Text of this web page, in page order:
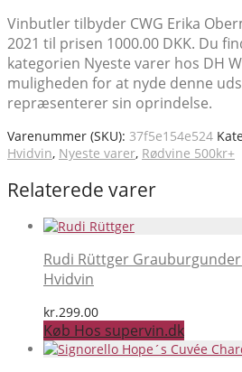
Vinbutler tilbyder CWG Erika
2021 til prisen 1000.00 DKK. Du
kategorien Nyeste varer hos DH
muligheden for at nyde denne
repræsenterer sin oprindelse.
Varenummer (SKU): 37f5e154e524
Hvidvin, Nyeste varer, Rødvine 500kr+
Relaterede varer
Rudi Rüttger
Hvidvin
kr.299.00
Køb Hos supervin.dk